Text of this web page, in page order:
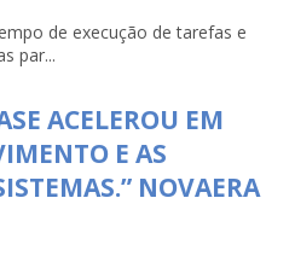
de execução de tarefas e
par...
ACELEROU EM
E AS
NOVAERA